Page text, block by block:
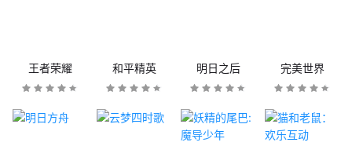
王者荣耀 和平精英 明日之后 完美世界